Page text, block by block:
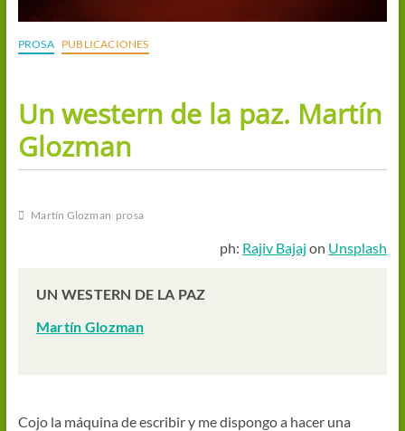
PROSA PUBLICACIONES
Un western de la paz. Martín
Glozman
Martín Glozman prosa
ph: Rajiv Bajaj on Unsplash
UN WESTERN DE LA PAZ
Martín Glozman
Cojo la máquina de escribir y me dispongo a hacer una